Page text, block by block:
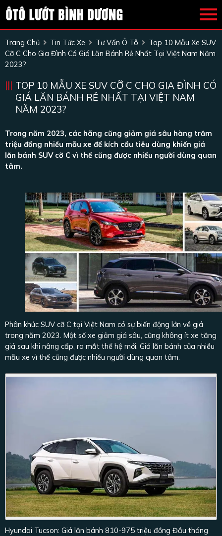
Trang Chủ Tin Tức Xe Tư Vấn Ô Tô
Top 10 Mẫu Xe SUV
Cỡ C Cho Gia Đình Có Giá Lăn Bánh Rẻ Nhất Tại Việt Nam Năm
2023?
TOP 10 MẪU XE SUV CỠ C CHO GIA ĐÌNH CÓ
GIÁ LĂN BÁNH RẺ NHẤT TẠI VIỆT NAM
NĂM 2023?
Trong năm 2023, các hãng cũng giảm giá sâu hàng trăm
triệu đồng nhiều mẫu xe để kích cầu tiêu dùng khiến giá
lăn bánh SUV cỡ C vì thế cũng được nhiều người dùng quan
tâm.
Phân khúc SUV cỡ C tại Việt Nam có sự biến động lớn về giá
trong năm 2023. Một số xe giảm giá sâu, cũng không ít xe tăng
giá sau khi nâng cấp, ra mắt thế hệ mới. Giá lăn bánh của nhiều
mẫu xe vì thế cũng được nhiều người dùng quan tâm.
Hyundai Tucson: Giá lăn bánh 810-975 triệu đồng Đầu tháng